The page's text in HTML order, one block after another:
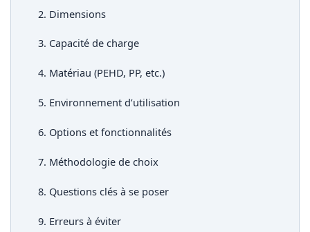
2. Dimensions
3. Capacité de charge
4. Matériau (PEHD, PP, etc.)
5. Environnement d’utilisation
6. Options et fonctionnalités
7. Méthodologie de choix
8. Questions clés à se poser
9. Erreurs à éviter